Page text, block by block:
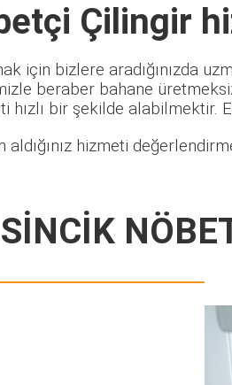
Çilingir
için bizlere aradığınızda
beraber bahane
bir şekilde alabilmektir.
aldığınız hizmeti
SİNCİK